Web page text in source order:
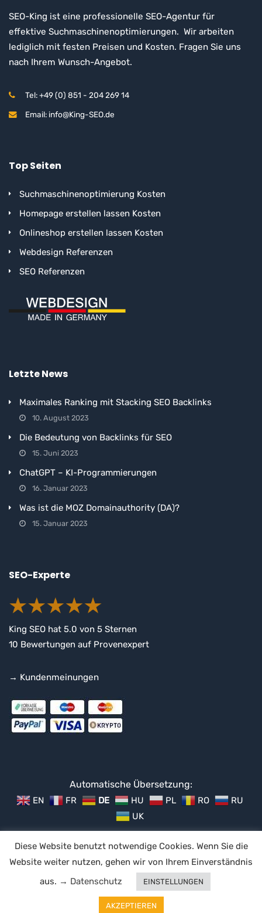
SEO-King ist eine professionelle SEO-Agentur für
effektive Suchmaschinenoptimierungen. Wir arbeiten
lediglich mit festen Preisen und Kosten. Fragen Sie uns
nach Ihrem Wunsch-Angebot.
Tel: +49 (0) 851 - 204 269 14
Email: info@King-SEO.de
Top Seiten
Suchmaschinenoptimierung Kosten
Homepage erstellen lassen Kosten
Onlineshop erstellen lassen Kosten
Webdesign Referenzen
SEO Referenzen
Letzte News
Maximales Ranking mit Stacking SEO Backlinks
10. August 2023
Die Bedeutung von Backlinks für SEO
15. Juni 2023
ChatGPT – KI-Programmierungen
16. Januar 2023
Was ist die MOZ Domainauthority (DA)?
15. Januar 2023
SEO-Experte
King SEO hat 5.0 von 5 Sternen
10 Bewertungen auf Provenexpert
→ Kundenmeinungen
Automatische Übersetzung:
EN FR DE HU PL RO
RU
UK
Impressum Datenschutz
Widerruf
Geschäftsbedingungen
© 2014-2023 King-SEO.de -HNP- Alle Rechte vorbehalten.
Diese Website benutzt notwendige Cookies. Wenn Sie die
Website weiter nutzen, gehen wir von Ihrem Einverständnis
aus. → Datenschutz EINSTELLUNGEN
AKZEPTIEREN